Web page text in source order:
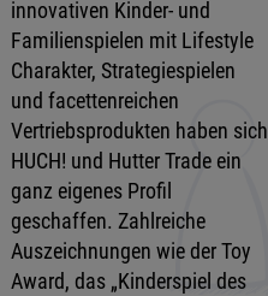
innovativen Kinder- und
Familienspielen mit Lifestyle
Charakter, Strategiespielen
und facettenreichen
Vertriebsprodukten haben sich
HUCH! und Hutter Trade ein
ganz eigenes Profil
geschaffen. Zahlreiche
Auszeichnungen wie der Toy
Award, das „Kinderspiel des